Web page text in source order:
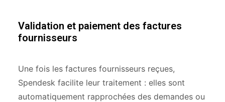
Validation et paiement des factures
fournisseurs
Une fois les factures fournisseurs reçues,
Spendesk facilite leur traitement : elles sont
automatiquement rapprochées des demandes ou